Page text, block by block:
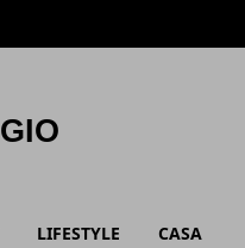
LIFESTYLE CASA